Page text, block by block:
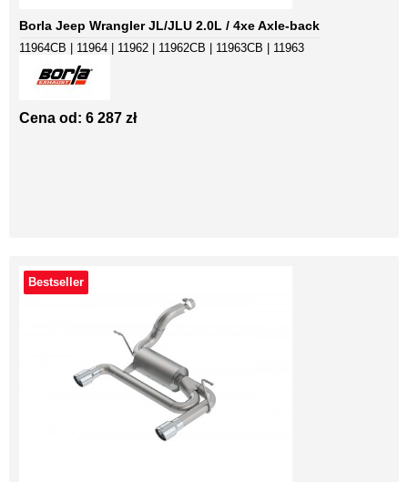
Borla Jeep Wrangler JL/JLU 2.0L / 4xe Axle-back
11964CB | 11964 | 11962 | 11962CB | 11963CB | 11963
Cena od: 6 287 zł
Bestseller